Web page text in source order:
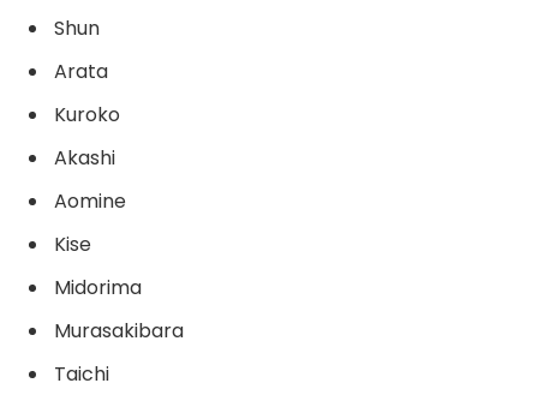
Shun
Arata
Kuroko
Akashi
Aomine
Kise
Midorima
Murasakibara
Taichi